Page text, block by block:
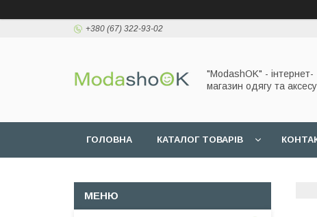
+380 (67) 322-93-02
"ModashOK" - інтернет-
магазин одягу та
ГОЛОВНА КАТАЛОГ ТОВАРІВ